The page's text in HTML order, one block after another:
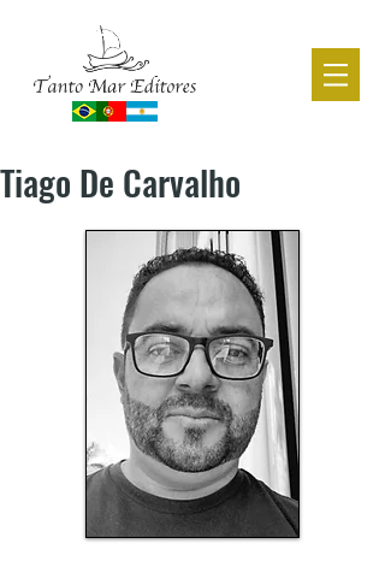
CATÁLOGO ACADÊMICO
Tiago De Carvalho